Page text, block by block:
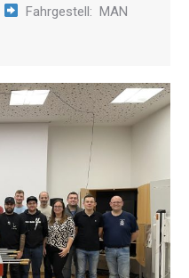
Fahrgestell: MAN